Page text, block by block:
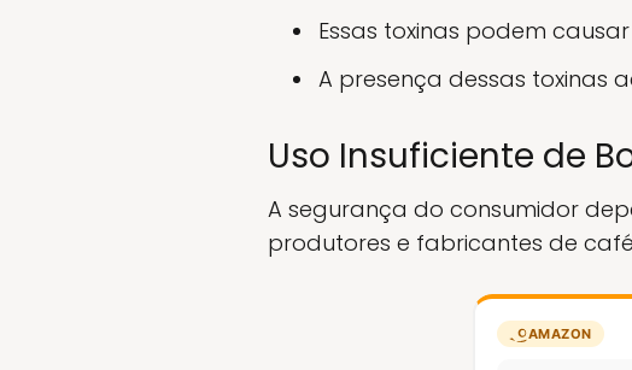
Essas toxinas podem
A presença dessas toxinas
Uso Insuficiente de
A segurança do consumidor
produtores e fabricantes de
AMAZON